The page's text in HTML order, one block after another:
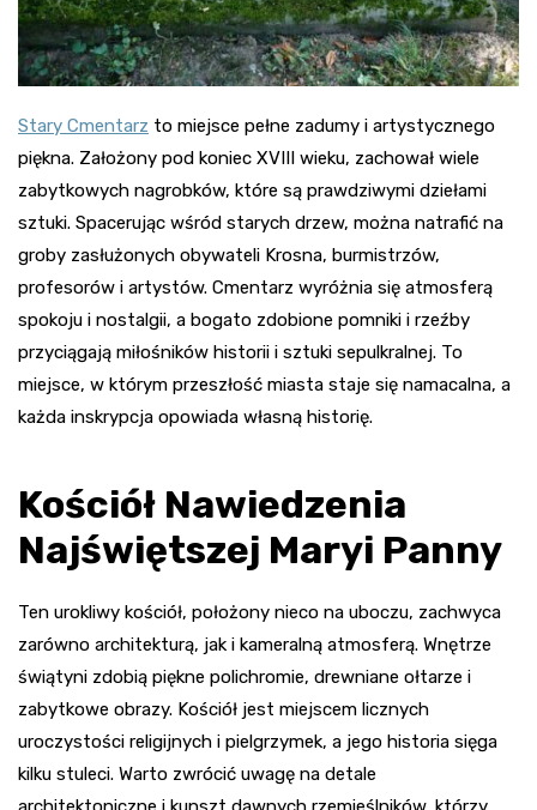
Stary Cmentarz to miejsce pełne zadumy i artystycznego
piękna. Założony pod koniec XVIII wieku, zachował wiele
zabytkowych nagrobków, które są prawdziwymi dziełami
sztuki. Spacerując wśród starych drzew, można natrafić na
groby zasłużonych obywateli Krosna, burmistrzów,
profesorów i artystów. Cmentarz wyróżnia się atmosferą
spokoju i nostalgii, a bogato zdobione pomniki i rzeźby
przyciągają miłośników historii i sztuki sepulkralnej. To
miejsce, w którym przeszłość miasta staje się namacalna, a
każda inskrypcja opowiada własną historię.
Kościół Nawiedzenia
Najświętszej Maryi Panny
Ten urokliwy kościół, położony nieco na uboczu, zachwyca
zarówno architekturą, jak i kameralną atmosferą. Wnętrze
świątyni zdobią piękne polichromie, drewniane ołtarze i
zabytkowe obrazy. Kościół jest miejscem licznych
uroczystości religijnych i pielgrzymek, a jego historia sięga
kilku stuleci. Warto zwrócić uwagę na detale